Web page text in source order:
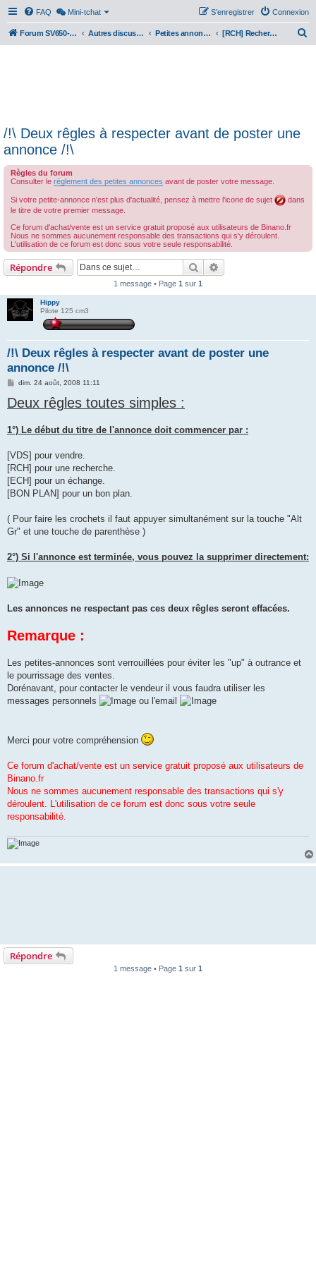
FAQ Mini-tchat Connexion
S’enregistrer
Forum SV650-SV1000 Autres discussions Petites annonces [RCH] Recherches
e
/!\ Deux rêgles à respecter avant de poster une
annonce /!\
Règles du forum
Consulter le réglement des petites annonces avant de poster votre message.
Si votre petite-annonce n'est plus d'actualité, pensez à mettre l'icone de sujet
dans
le titre de votre premier message.
Ce forum d'achat/vente est un service gratuit proposé aux utilisateurs de Binano.fr
Nous ne sommes aucunement responsable des transactions qui s'y déroulent.
L'utilisation de ce forum est donc sous votre seule responsabilité.
Répondre Rechercher
1 message • Page 1 sur 1
Hippy
Pilote 125 cm3
/!\ Deux rêgles à respecter avant de poster une
annonce /!\
M
s
s
e
dim. 24 août, 2008 11:11
Deux rêgles toutes simples :
1°) Le début du titre de l'annonce doit commencer par :
[VDS] pour vendre.
[RCH] pour une recherche.
[ECH] pour un échange.
[BON PLAN] pour un bon plan.
( Pour faire les crochets il faut appuyer simultanément sur la touche "Alt
Gr" et une touche de parenthèse )
2°) Si l'annonce est terminée, vous pouvez la supprimer directement:
Les annonces ne respectant pas ces deux rêgles seront effacées.
Remarque :
Les petites-annonces sont verrouillées pour éviter les "up" à outrance et
le pourrissage des ventes.
Dorénavant, pour contacter le vendeur il vous faudra utiliser les
messages personnels
ou l'email
Merci pour votre compréhension
Ce forum d'achat/vente est un service gratuit proposé aux utilisateurs de
Binano.fr
Nous ne sommes aucunement responsable des transactions qui s'y
déroulent. L'utilisation de ce forum est donc sous votre seule
responsabilité.
Répondre
1 message • Page 1 sur 1